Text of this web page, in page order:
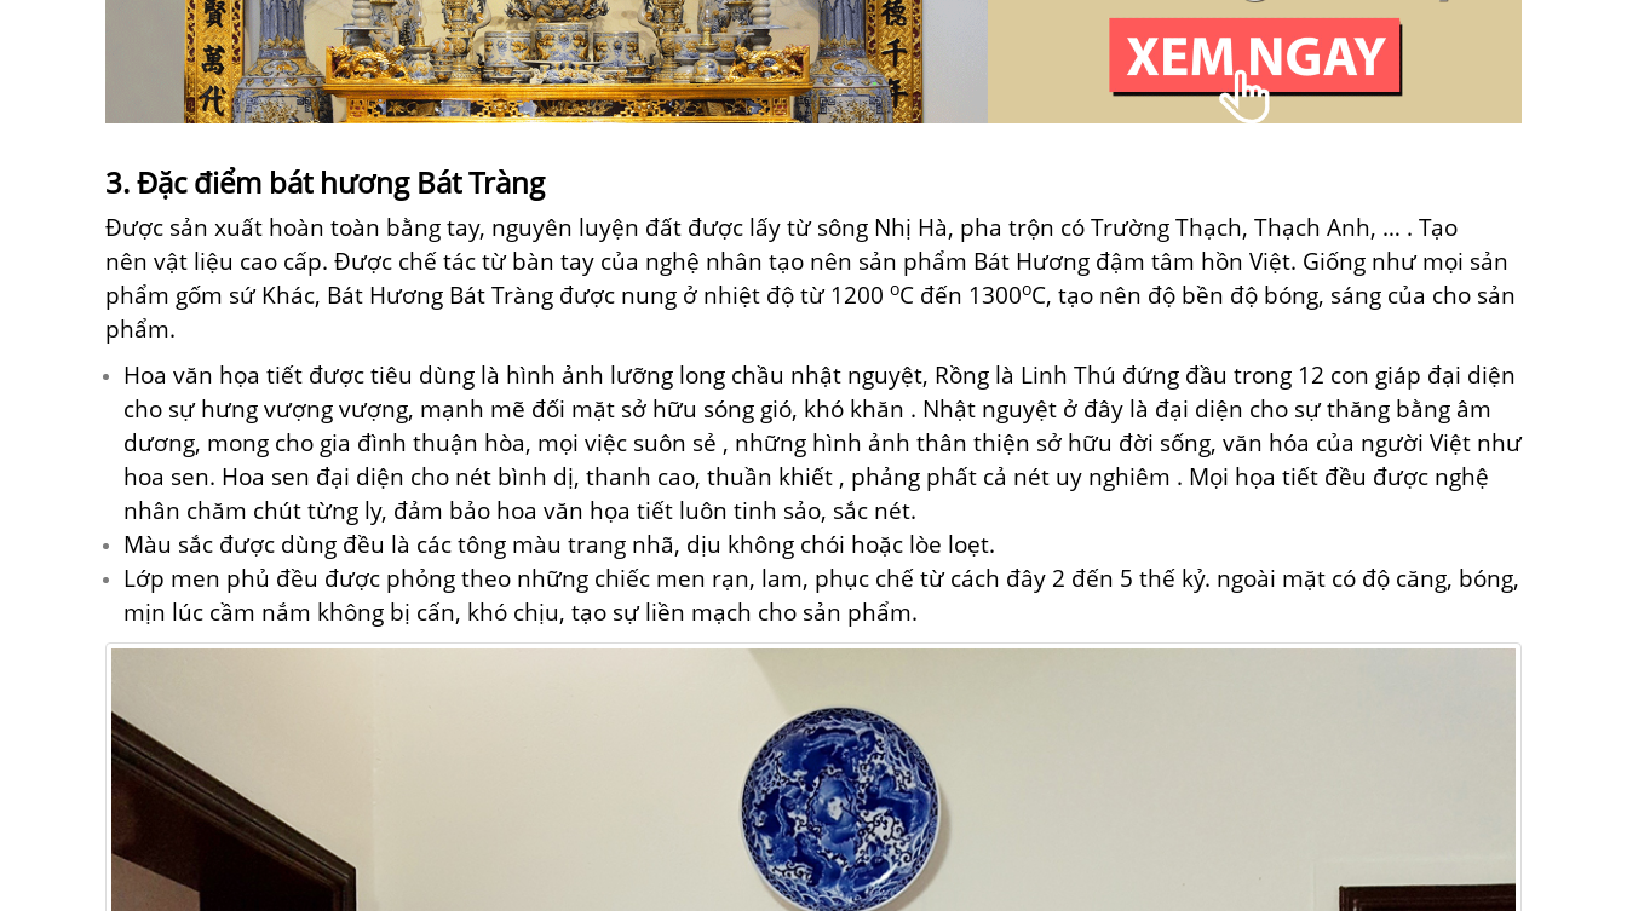
3. Đặc điểm bát hương Bát Tràng
Được sản xuất hoàn toàn bằng tay, nguyên luyện đất được lấy từsông Nhị Hà, pha trộn có Trường Thạch, Thạch Anh, … . Tạo
nên vật liệu cao cấp. Được chế tác từ bàn tay của nghệ nhân tạo nên sản phẩm Bát Hương đậm tâm hồn Việt. Giống như mọi sản
phẩm gốm sứ Khác, Bát Hương Bát Tràng được nung ở nhiệt độ từ1200 oC đến 1300oC, tạo nên độ bền độ bóng, sáng của cho sản
phẩm.
Hoa văn họa tiết được tiêu dùng là hình ảnh lưỡng long chầu nhật nguyệt, Rồng là Linh Thú đứng đầu trong 12 con giáp đại diện
cho sự hưng vượng vượng, mạnh mẽ đối mặt sở hữu sóng gió, khó khăn . Nhật nguyệt ở đây là đại diện cho sựthăng bằng âm
dương, mong cho gia đình thuận hòa, mọi việc suôn sẻ , những hình ảnh thân thiện sở hữu đời sống, văn hóa của người Việt như
hoa sen. Hoa sen đại diện cho nét bình dị, thanh cao, thuần khiết , phảng phất cả nét uy nghiêm . Mọi họa tiết đều được nghệ
nhân chăm chút từng ly, đảm bảo hoa văn họa tiết luôn tinh sảo, sắc nét.
Màu sắc được dùng đều là các tông màu trang nhã, dịu không chói hoặc lòe loẹt.
Lớp men phủ đều được phỏng theo những chiếc men rạn, lam, phục chế từ cách đây 2 đến 5 thế kỷ. ngoài mặt có độ căng, bóng,
mịn lúc cầm nắm không bị cấn, khó chịu, tạo sự liền mạch cho sản phẩm.